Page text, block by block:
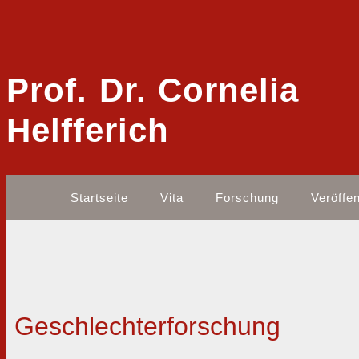
Prof. Dr. Cornelia
Helfferich
Startseite Vita Forschung
Geschlechterforschung